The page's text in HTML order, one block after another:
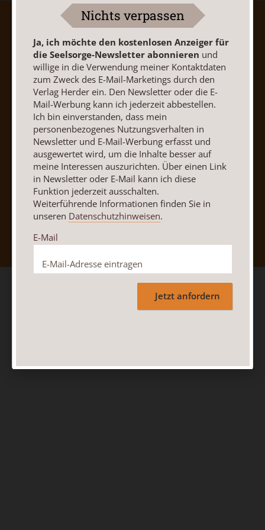
AGB und Widerrufsbelehrung
Datenschutz
Barrierefreiheit
Impressum
Vertrag widerrufen Abo online kündigen
Nach oben
Nichts verpassen
Ja, ich möchte den kostenlosen Anzeiger für
die Seelsorge-Newsletter abonnieren und
willige in die Verwendung meiner Kontaktdaten
zum Zweck des E-Mail-Marketings durch den
Verlag Herder ein. Den Newsletter oder die E-
Mail-Werbung kann ich jederzeit abbestellen.
Ich bin einverstanden, dass mein
personenbezogenes Nutzungsverhalten in
Newsletter und E-Mail-Werbung erfasst und
ausgewertet wird, um die Inhalte besser auf
meine Interessen auszurichten. Über einen Link
in Newsletter oder E-Mail kann ich diese
Funktion jederzeit ausschalten.
Weiterführende Informationen finden Sie in
unseren Datenschutzhinweisen.
E-Mail
Jetzt anfordern